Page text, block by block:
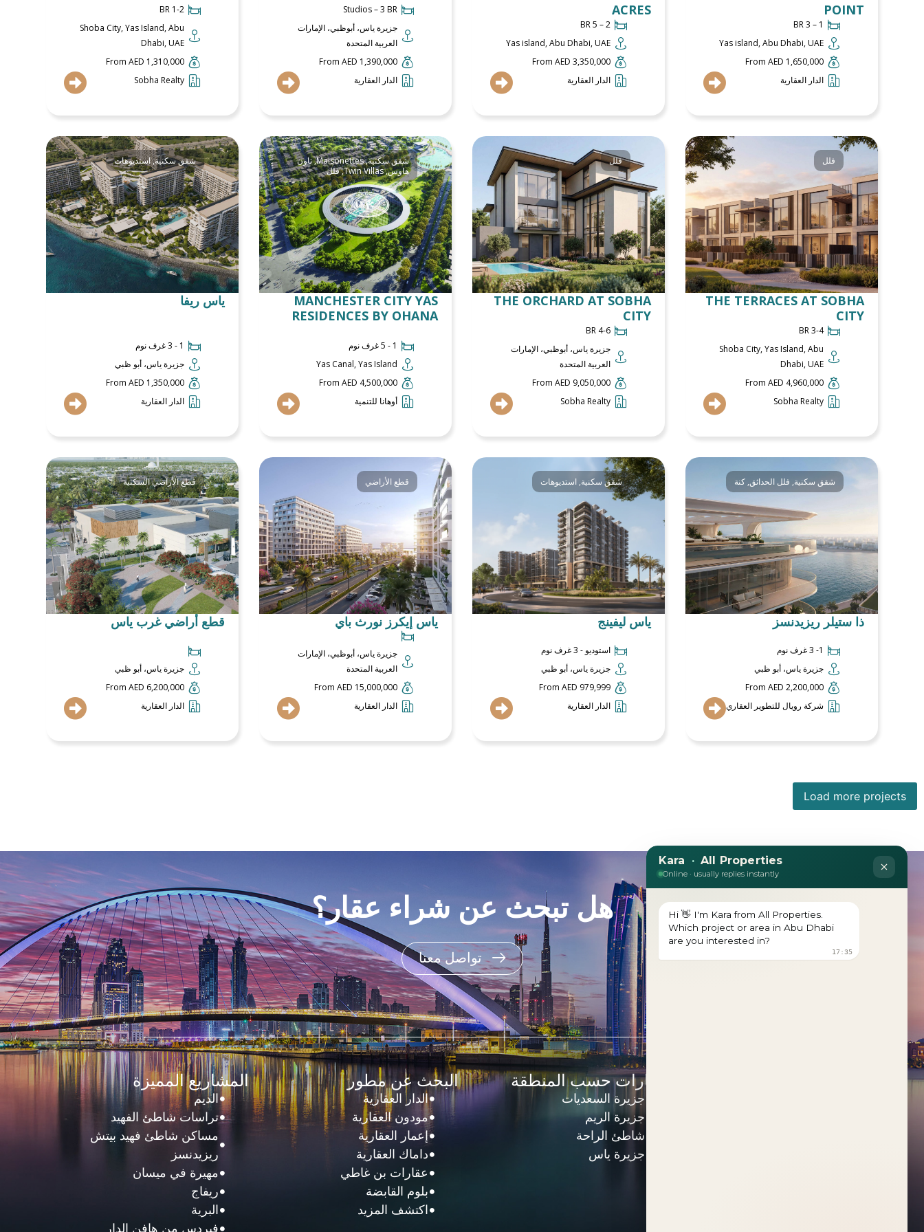
POINT
1 – 3 BR
Yas island, Abu Dhabi, UAE
From AED 1,650,000
الدار العقارية
ACRES
2 – 5 BR
Yas island, Abu Dhabi, UAE
From AED 3,350,000
الدار العقارية
Studios – 3 BR
جزيرة ياس، أبوظبي، الإمارات
العربية المتحدة
From AED 1,390,000
الدار العقارية
1-2 BR
Shoba City, Yas Island, Abu
Dhabi, UAE
From AED 1,310,000
Sobha Realty
فلل
THE TERRACES AT SOBHA
CITY
3-4 BR
Shoba City, Yas Island, Abu
Dhabi, UAE
From AED 4,960,000
Sobha Realty
فلل
THE ORCHARD AT SOBHA
CITY
4-6 BR
جزيرة ياس، أبوظبي، الإمارات
العربية المتحدة
From AED 9,050,000
Sobha Realty
شقق سكنية,
Maisonettes
,تاون
هاوس,
Twin Villas
,فلل
MANCHESTER CITY YAS
RESIDENCES BY OHANA
1 - 5 غرف نوم
Yas Canal, Yas Island
From AED 4,500,000
أوهانا للتنمية
شقق سكنية,استديوهات
ياس ريفا
1 - 3 غرف نوم
جزيرة ياس، أبو ظبي
From AED 1,350,000
الدار العقارية
شقق سكنية, فلل الحدائق,كنة
ذا ستيلر ريزيدنسز
1- 3 غرف نوم
جزيرة ياس، أبو ظبي
From AED 2,200,000
شركة رويال للتطوير العقاري
شقق سكنية,استديوهات
ياس ليفينج
استوديو - 3 غرف نوم
جزيرة ياس، أبو ظبي
From AED 979,999
الدار العقارية
قطع الأراضي
ياس إيكرز نورث باي
جزيرة ياس، أبوظبي، الإمارات
العربية المتحدة
From AED 15,000,000
الدار العقارية
قطع الأراضي السكنية
قطع أراضي غرب ياس
جزيرة ياس، أبو ظبي
From AED 6,200,000
الدار العقارية
Load more projects
هل تبحث عن شراء عقار؟
تواصل معنا
العقارات حسب المنطقة
جزيرة السعديات
جزيرة الريم
شاطئ الراحة
جزيرة ياس
البحث عن مطور
الدار العقارية
مودون العقارية
إعمار العقارية
داماك العقارية
عقارات بن غاطي
بلوم القابضة
اكتشف المزيد
المشاريع المميزة
الديم
تراسات شاطئ الفهيد
مساكن شاطئ فهيد بيتش
ريزيدنسز
مهيرة في ميسان
ريفاج
البرية
فيردس من هافن الدار